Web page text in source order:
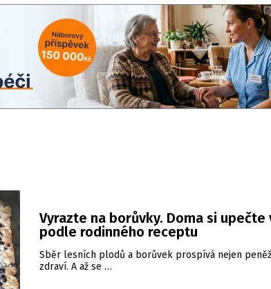
Vyrazte na borůvky. Doma si
podle rodinného receptu
Sběr lesních plodů a borůvek prospívá nejen
zdraví. A až se …